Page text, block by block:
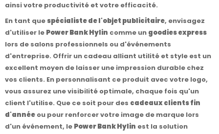
ainsi votre productivité et votre efficacité.
En tant quespécialiste de l'objet publicitaire, envisagez
d'utiliser le Power Bank Hylin comme un goodies express
lors de salons professionnels ou d'événements
d'entreprise. Offrir un cadeau alliant utilité et style est un
excellent moyen de laisser une impression durable chez
vos clients. En personnalisant ce produit avec votre logo,
vous assurez une visibilité optimale, chaque fois qu'un
client l'utilise. Que ce soit pour des cadeaux clients fin
d'année ou pour renforcer votre image de marque lors
d'un événement, le Power Bank Hylin est la solution